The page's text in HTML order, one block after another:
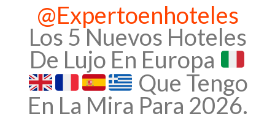
@expertoenhoteles
Los 5 Nuevos Hoteles
De Lujo En Europa
Que Tengo
En La Mira Para 2026.